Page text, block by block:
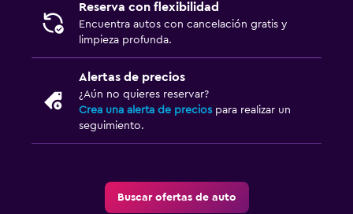
Reserva con flexibilidad
Encuentra autos con cancelación gratis y
limpieza profunda.
Alertas de precios
¿Aún no quieres reservar?
Crea una alerta de precios para realizar un
seguimiento.
Buscar ofertas de auto